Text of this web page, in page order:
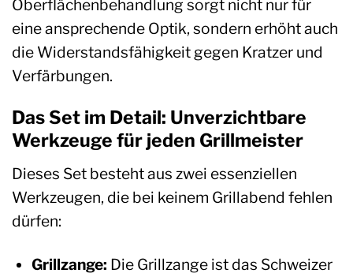
Oberflächenbehandlung sorgt nicht nur für
eine ansprechende Optik, sondern erhöht auch
die Widerstandsfähigkeit gegen Kratzer und
Verfärbungen.
Das Set im Detail: Unverzichtbare
Werkzeuge für jeden Grillmeister
Dieses Set besteht aus zwei essenziellen
Werkzeugen, die bei keinem Grillabend fehlen
dürfen:
Grillzange: Die Grillzange ist das Schweizer